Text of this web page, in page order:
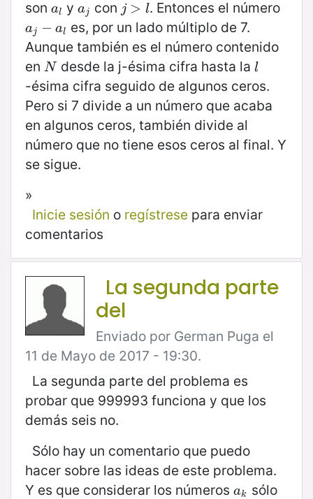
son al
al y aj
aj con j > l
j>l . Entonces el número
aj − al
aj−a l
es, por un lado múltiplo de 7.
Aunque también es el número contenido
en N
Ndesde la j-ésima cifra hasta la l
l
-ésima cifra seguido de algunos ceros.
Pero si 7 divide a un número que acaba
en algunos ceros, también divide al
número que no tiene esos ceros al final. Y
se sigue.
»
Inicie sesión o regístresepara enviar
comentarios
La segunda parte
del
Enviado por German Puga el
11 de Mayo de 2017 - 19:30.
La segunda parte del problema es
probar que 999993 funciona y que los
demás seis no.
Sólo hay un comentario que puedo
hacer sobre las ideas de este problema.
Y es que considerar los números ak
ak sólo